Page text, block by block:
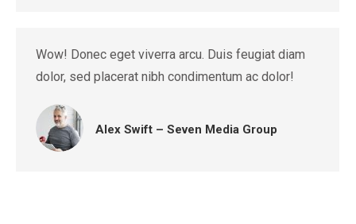
Wow! Donec eget viverra arcu. Duis feugiat diam
dolor, sed placerat nibh condimentum ac dolor!
Alex Swift – Seven Media Group